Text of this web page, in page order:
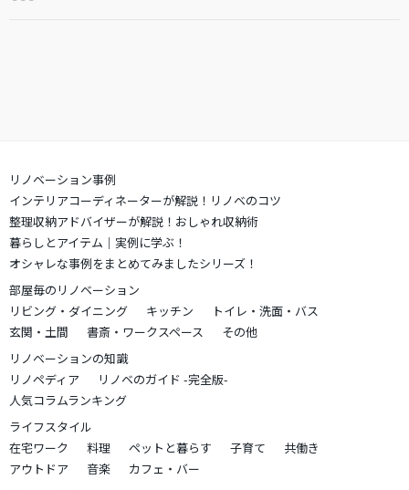
リノベーション事例
インテリアコーディネーターが解説！リノベのコツ
整理収納アドバイザーが解説！おしゃれ収納術
暮らしとアイテム｜実例に学ぶ！
オシャレな事例をまとめてみましたシリーズ！
部屋毎のリノベーション
リビング・ダイニング
キッチン
トイレ・洗面・バス
玄関・土間
書斎・ワークスペース
その他
リノベーションの知識
リノペディア
リノベのガイド -完全版-
人気コラムランキング
ライフスタイル
在宅ワーク
料理 ペットと暮らす 子育て
共働き
アウトドア
音楽
カフェ・バー